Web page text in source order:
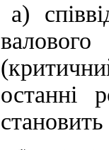
а)
останні